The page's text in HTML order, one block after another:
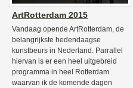
ArtRotterdam 2015
Vandaag opende ArtRotterdam, de
belangrijkste hedendaagse
kunstbeurs in Nederland. Parrallel
hiervan is er een heel uitgebreid
programma in heel Rotterdam
waarvan ik de komende dagen